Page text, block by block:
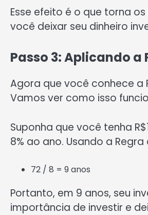
Esse efeito é o que torna
você deixar seu dinheiro
Passo 3: Aplicando a
Agora que você conhece a
Vamos ver como isso
Suponha que você tenha
8% ao ano. Usando a
72 / 8 = 9 anos
Portanto, em 9 anos, seu
importância de investir e